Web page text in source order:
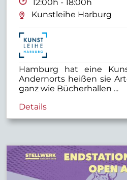
12:00h - 18:00h
Kunstleihe Harburg
Hamburg hat eine
Andernorts heißen sie
ganz wie Bücherhallen ...
Details